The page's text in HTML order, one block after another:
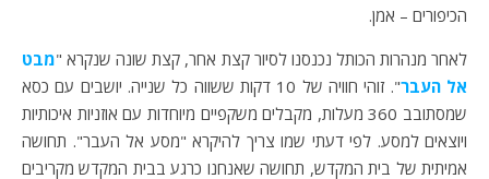
הכיפורים – אמן.
לאחר מנהרות הכותל נכנסנו לסיור קצת אחר, קצת שונה שנקרא "מבט
אל העבר
". זוהי חוויה של 10 דקות ששווה כל שנייה. יושבים עם כסא
שמסתובב 360 מעלות, מקבלים משקפיים מיוחדות עם אוזניות איכותיות
ויוצאים למסע. לפי דעתי שמו צריך להיקרא "מסע אל העבר". תחושה
אמיתית של בית המקדש, תחושה שאנחנו כרגע בבית המקדש מקריבים